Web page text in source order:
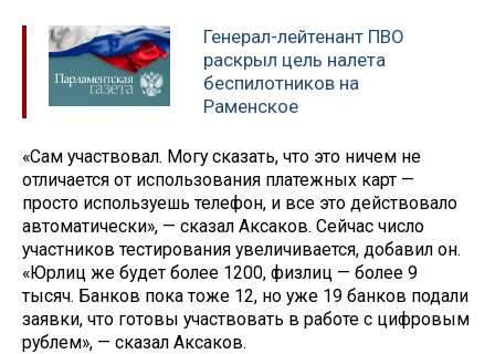
Генерал-лейтенант ПВО
раскрыл цель налета
беспилотников на
Раменское
«Сам участвовал. Могу сказать, что это ничем не
отличается от использования платежных карт —
просто используешь телефон, и все это действовало
автоматически», — сказал Аксаков. Сейчас число
участников тестирования увеличивается, добавил он.
«Юрлиц же будет более 1200, физлиц — более 9
тысяч. Банков пока тоже 12, но уже 19 банков подали
заявки, что готовы участвовать в работе с цифровым
рублем», — сказал Аксаков.